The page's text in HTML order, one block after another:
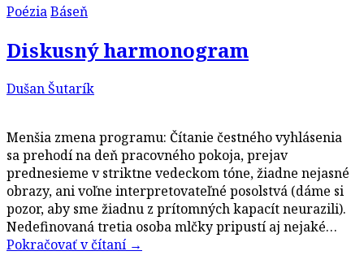
PoéziaBáseň
Diskusný harmonogram
Dušan Šutarík
Menšia zmena programu: Čítanie čestného vyhlásenia
sa prehodí na deň pracovného pokoja, prejav
prednesieme v striktne vedeckom tóne, žiadne nejasné
obrazy, ani voľne interpretovateľné posolstvá (dáme si
pozor, aby sme žiadnu z prítomných kapacít neurazili).
Nedefinovaná tretia osoba mlčky pripustí aj nejaké…
Pokračovať v čítaní →